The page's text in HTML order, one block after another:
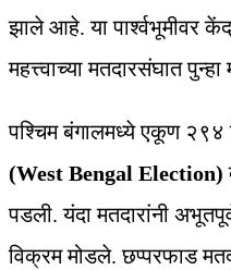
झाले आहे. या पार्श्वभूमीवर
महत्त्वाच्या मतदारसंघात
पश्चिम बंगालमध्ये एकूण २९४
(West Bengal Election)
पडली. यंदा मतदारांनी
विक्रम मोडले. छप्परफाड